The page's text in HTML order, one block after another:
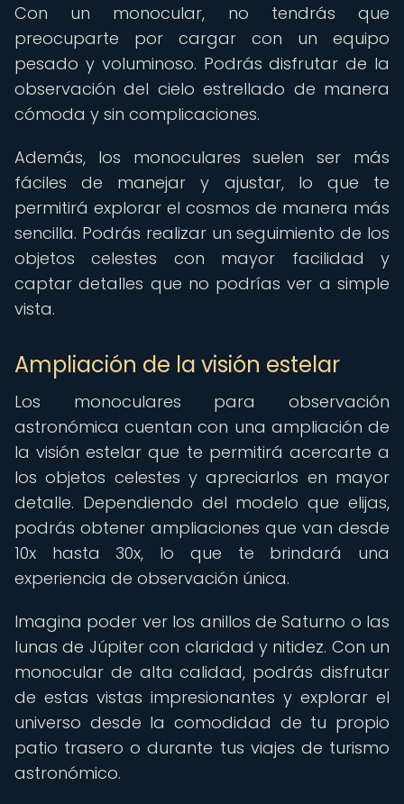
Con un monocular, no tendrás que
preocuparte por cargar con un equipo
pesado y voluminoso. Podrás disfrutar de la
observación del cielo estrellado de manera
cómoda y sin complicaciones.
Además, los monoculares suelen ser más
fáciles de manejar y ajustar, lo que te
permitirá explorar el cosmos de manera más
sencilla. Podrás realizar un seguimiento de los
objetos celestes con mayor facilidad y
captar detalles que no podrías ver a simple
vista.
Ampliación de la visión estelar
Los monoculares para observación
astronómica cuentan con una ampliación de
la visión estelar que te permitirá acercarte a
los objetos celestes y apreciarlos en mayor
detalle. Dependiendo del modelo que elijas,
podrás obtener ampliaciones que van desde
10x hasta 30x, lo que te brindará una
experiencia de observación única.
Imagina poder ver los anillos de Saturno o las
lunas de Júpiter con claridad y nitidez. Con un
monocular de alta calidad, podrás disfrutar
de estas vistas impresionantes y explorar el
universo desde la comodidad de tu propio
patio trasero o durante tus viajes de turismo
astronómico.